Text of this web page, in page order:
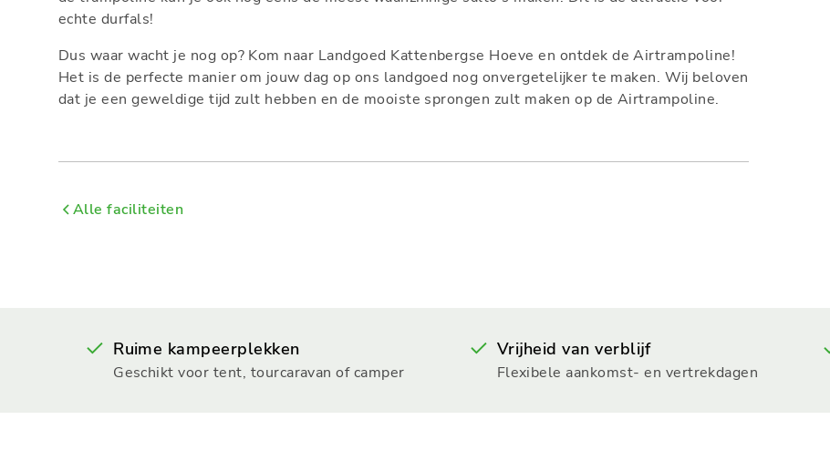
echte durfals!
Dus waar wacht je nog op? Kom naar Landgoed Kattenbergse Hoeve en ontdek de Airtrampoline!
Het is de perfecte manier om jouw dag op ons landgoed nog onvergetelijker te maken. Wij beloven
dat je een geweldige tijd zult hebben en de mooiste sprongen zult maken op de Airtrampoline.
Alle faciliteiten
Ruime kampeerplekken
Geschikt voor tent, tourcaravan of camper
Vrijheid van verblijf
Flexibele aankomst- en vertrekdagen